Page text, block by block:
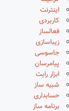
اینترنت
کاربردی
فعالساز
زیباسازی
جاسوسی
پیامرسان
ابزار رایت
شبیه ساز
حسابداری
برنامه ساز